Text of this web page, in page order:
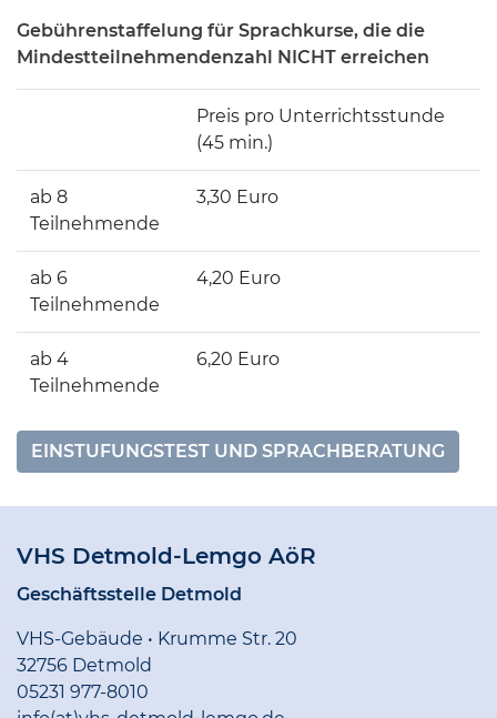
Gebührenstaffelung für Sprachkurse, die die
Mindestteilnehmendenzahl NICHT erreichen
Preis pro Unterrichtsstunde
(45 min.)
ab 8
Teilnehmende
3,30 Euro
ab 6
Teilnehmende
4,20 Euro
ab 4
Teilnehmende
6,20 Euro
EINSTUFUNGSTEST UND SPRACHBERATUNG
VHS Detmold-Lemgo AöR
Geschäftsstelle Detmold
VHS-Gebäude • Krumme Str. 20
32756 Detmold
05231 977-8010